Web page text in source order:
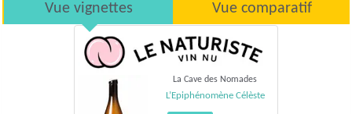
Vue vignettes Vue comparatif
La Cave des Nomades
L’Epiphénomène Célèste